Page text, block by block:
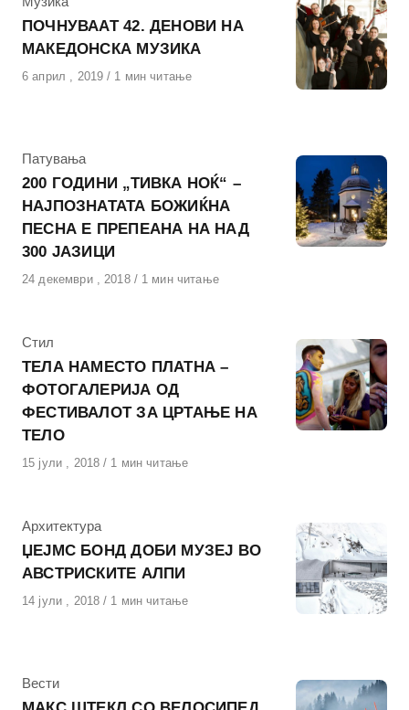
ПОЧНУВААТ 42. ДЕНОВИ НА
МАКЕДОНСКА МУЗИКА
Објавено
6 април , 2019 1 мин читање
КАтегорија
Патувања
200 ГОДИНИ „ТИВКА НОЌ“ –
НАЈПОЗНАТАТА БОЖИЌНА
ПЕСНА Е ПРЕПЕАНА НА НАД
300 ЈАЗИЦИ
Објавено
24 декември , 2018 1 мин читање
КАтегорија
Стил
ТЕЛА НАМЕСТО ПЛАТНА –
ФОТОГАЛЕРИЈА ОД
ФЕСТИВАЛОТ ЗА ЦРТАЊЕ НА
ТЕЛО
Објавено
15 јули , 2018 1 мин читање
КАтегорија
Архитектура
ЏЕЈМС БОНД ДОБИ МУЗЕЈ ВО
АВСТРИСКИТЕ АЛПИ
Објавено
14 јули , 2018 1 мин читање
КАтегорија
Вести